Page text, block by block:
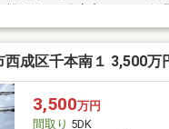
スは迅速に◇交渉は全力です
ルサポート致します‐◆「とり
れた」「他社の物件もまと
たい」「しっかり交渉してほ
ご連絡下さいませ。
西成区千本南１ 3,500万
3,500万円
間取り 5DK